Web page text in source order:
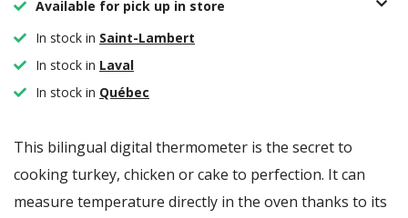
Available for pick up in store
In stock in Saint-Lambert
In stock in Laval
In stock in Québec
This bilingual digital thermometer is the secret to
cooking turkey, chicken or cake to perfection. It can
measure temperature directly in the oven thanks to its